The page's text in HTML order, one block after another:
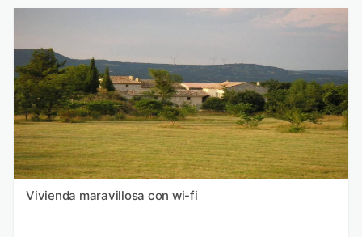
Vivienda maravillosa con wi-fi